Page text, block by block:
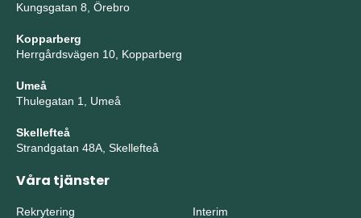
Kungsgatan 8, Örebro
Kopparberg
Herrgårdsvägen 10, Kopparberg
Umeå
Thulegatan 1, Umeå
Skellefteå
Strandgatan 48A, Skellefteå
Våra tjänster
Rekrytering
Interim